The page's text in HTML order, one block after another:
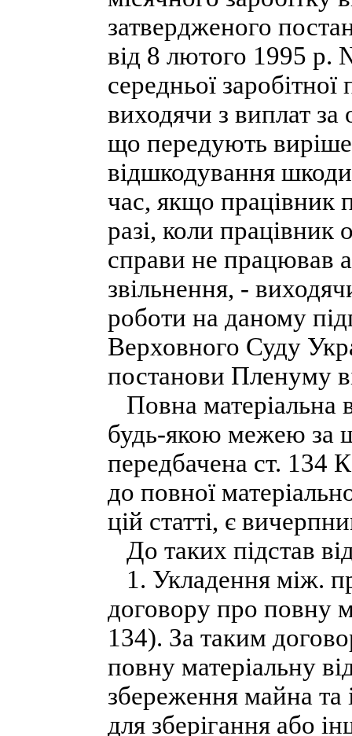
затвердженого
від 8 лютого 1995
середньої
виходячи з виплат за
що передують
відшкодування
час, якщо працівник
разі, коли працівник
справи не працював
звільнення, -
роботи на даному
Верховного Суду
постанови Пленуму
Повна матеріальна
будь-якою межею за
передбачена ст. 134
до повної
цій статті, є
До таких підстав
1. Укладення між.
договору про повну
134). За таким
повну матеріальну
збереження майна
для зберігання або